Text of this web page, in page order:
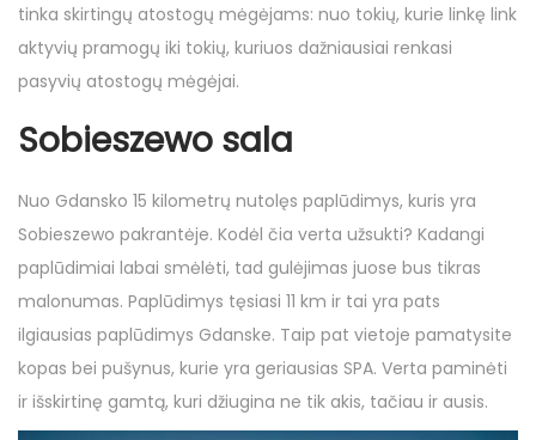
tinka skirtingų atostogų mėgėjams: nuo tokių, kurie linkę link
aktyvių pramogų iki tokių, kuriuos dažniausiai renkasi
pasyvių atostogų mėgėjai.
Sobieszewo sala
Nuo Gdansko 15 kilometrų nutolęs paplūdimys, kuris yra
Sobieszewo pakrantėje. Kodėl čia verta užsukti? Kadangi
paplūdimiai labai smėlėti, tad gulėjimas juose bus tikras
malonumas. Paplūdimys tęsiasi 11 km ir tai yra pats
ilgiausias paplūdimys Gdanske. Taip pat vietoje pamatysite
kopas bei pušynus, kurie yra geriausias SPA. Verta paminėti
ir išskirtinę gamtą, kuri džiugina ne tik akis, tačiau ir ausis.